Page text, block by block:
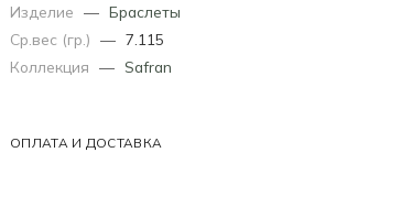
Изделие — Браслеты
Ср.вес (гр.) — 7.115
Коллекция — Safran
ОПЛАТА И ДОСТАВКА